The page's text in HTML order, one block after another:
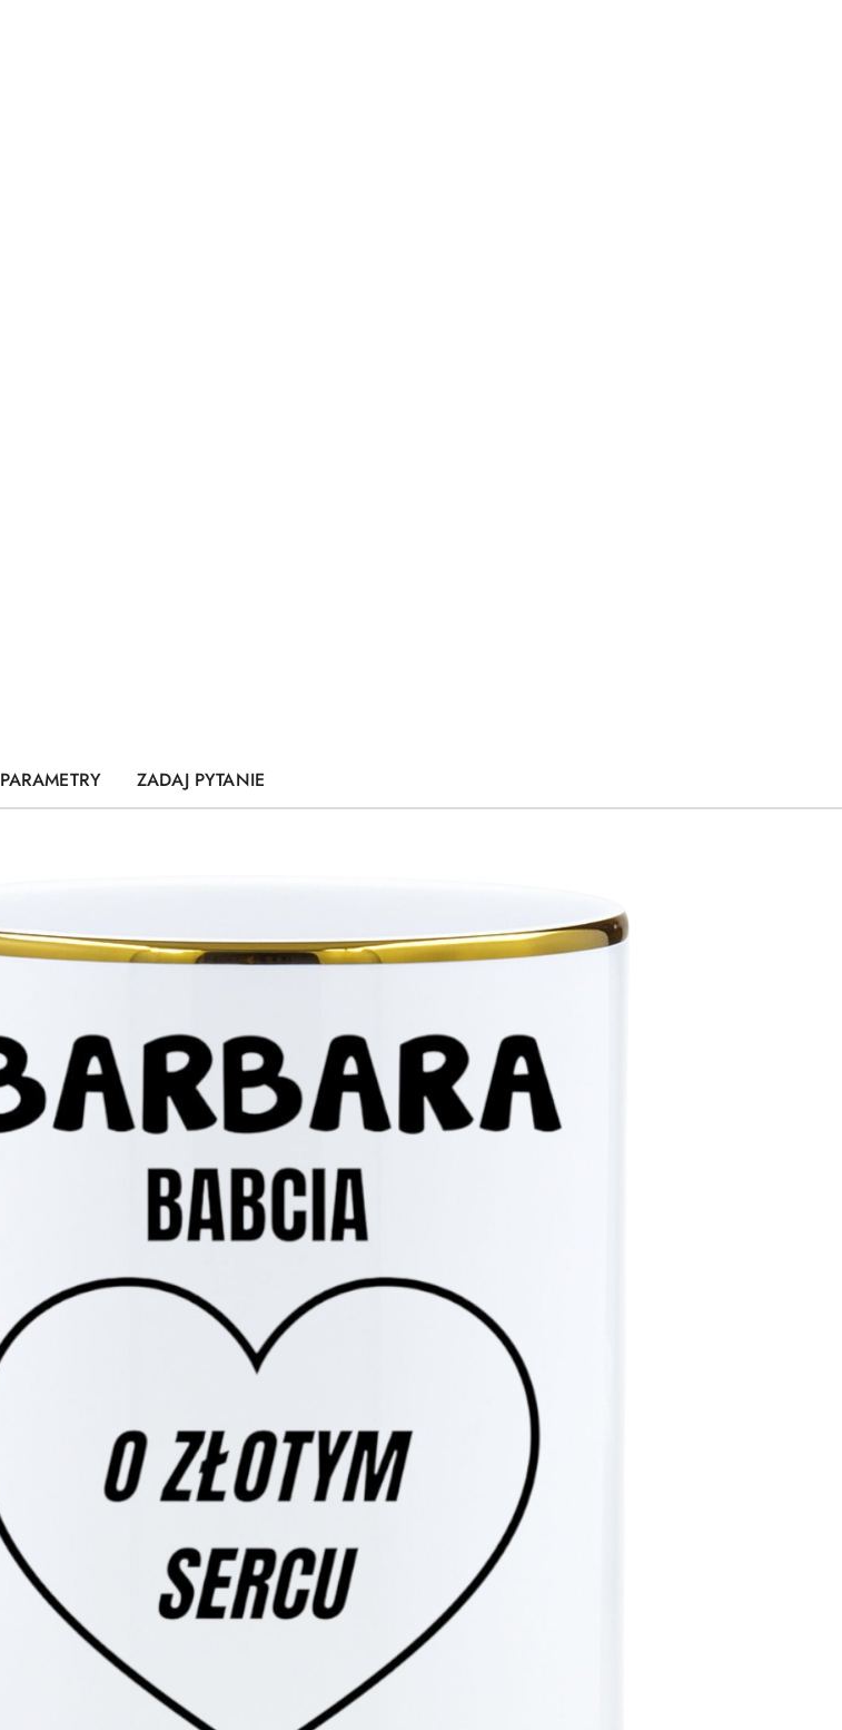
PARAMETRY ZADAJ PYTANIE